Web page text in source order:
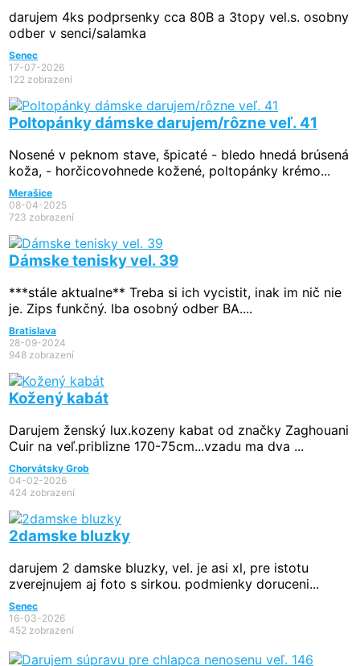
darujem 4ks podprsenky cca 80B a 3topy vel.s. osobny
odber v senci/salamka
Senec
17-07-2026
122 zobrazení
Poltopánky dámske darujem/rôzne veľ. 41
Nosené v peknom stave, špicaté - bledo hnedá brúsená
koža, - horčicovohnede kožené, poltopánky krémo...
Merašice
08-04-2025
723 zobrazení
Dámske tenisky vel. 39
***stále aktualne** Treba si ich vycistit, inak im nič nie
je. Zips funkčný. Iba osobný odber BA....
Bratislava
28-09-2024
948 zobrazení
Kožený kabát
Darujem ženský lux.kozeny kabat od značky Zaghouani
Cuir na veľ.priblizne 170-75cm...vzadu ma dva ...
Chorvátsky Grob
04-02-2026
424 zobrazení
2damske bluzky
darujem 2 damske bluzky, vel. je asi xl, pre istotu
zverejnujem aj foto s sirkou. podmienky doruceni...
Senec
16-03-2026
452 zobrazení